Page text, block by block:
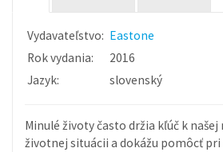
Vydavateľstvo: Eastone
Rok vydania:
2016
Jazyk:
slovenský
Minulé životy často držia kľúč k
životnej situácii a dokážu pomôcť pri